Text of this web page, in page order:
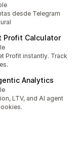
desde Telegram
Profit Calculator
Profit instantly. Track
Analytics
LTV, and AI agent